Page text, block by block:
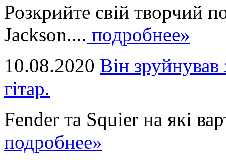
Розкрийте свій творчий
Jackson.... подробнее»
10.08.2020 Він
гітар.
Fender та Squier на які
подробнее»